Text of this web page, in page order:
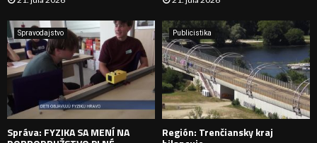
A
N
I
E
Spravodajstvo
Správa: FYZIKA SA MENÍ NA
Publicistika
Región: Trenčiansky kraj